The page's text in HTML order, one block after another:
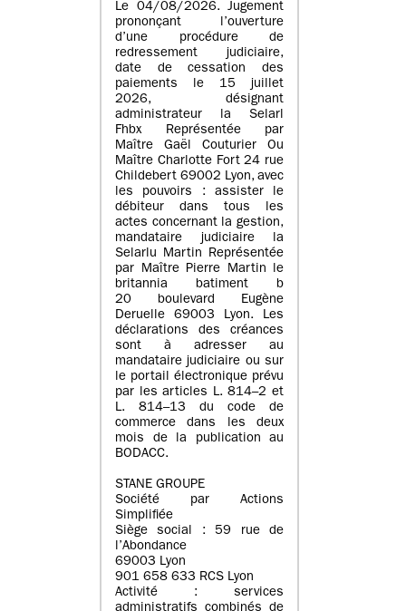
Le 04/08/2026. Jugement
prononçant l’ouverture
d’une procédure de
redressement judiciaire,
date de cessation des
paiements le 15 juillet
2026, désignant
administrateur la Selarl
Fhbx Représentée par
Maître Gaël Couturier Ou
Maître Charlotte Fort 24 rue
Childebert 69002 Lyon, avec
les pouvoirs : assister le
débiteur dans tous les
actes concernant la gestion,
mandataire judiciaire la
Selarlu Martin Représentée
par Maître Pierre Martin le
britannia batiment b
20 boulevard Eugène
Deruelle 69003 Lyon. Les
déclarations des créances
sont à adresser au
mandataire judiciaire ou sur
le portail électronique prévu
par les articles L. 814–2 et
L. 814–13 du code de
commerce dans les deux
mois de la publication au
BODACC.
STANE GROUPE
Société par Actions
Simplifiée
Siège social : 59 rue de
l’Abondance
69003 Lyon
901 658 633 RCS Lyon
Activité : services